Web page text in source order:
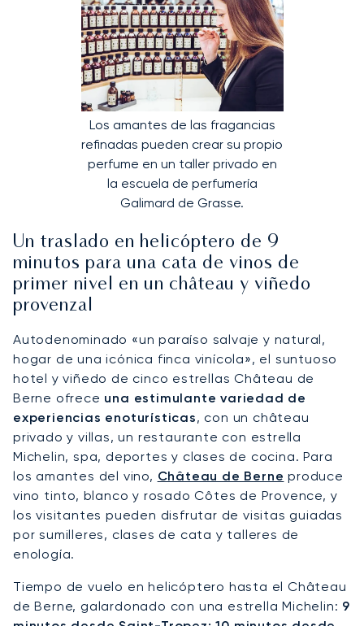
Los amantes de las fragancias
refinadas pueden crear su propio
perfume en un taller privado en
la escuela de perfumería
Galimard de Grasse.
Un traslado en helicóptero de 9
minutos para una cata de vinos de
primer nivel en un château y viñedo
provenzal
Autodenominado «un paraíso salvaje y natural,
hogar de una icónica finca vinícola», el suntuoso
hotel y viñedo de cinco estrellas Château de
Berne ofrece una estimulante variedad de
experiencias enoturísticas, con un château
privado y villas, un restaurante con estrella
Michelin, spa, deportes y clases de cocina. Para
los amantes del vino, Château de Berne produce
vino tinto, blanco y rosado Côtes de Provence, y
los visitantes pueden disfrutar de visitas guiadas
por sumilleres, clases de cata y talleres de
enología.
Tiempo de vuelo en helicóptero hasta el Château
de Berne, galardonado con una estrella Michelin: 9